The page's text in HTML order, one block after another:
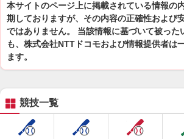
本サイトのページ上に掲載されている情報の
期しておりますが、その内容の正確性および
ではありません。 当該情報に基づいて被った
も、株式会社NTTドコモおよび情報提供者は
ます。
競技一覧